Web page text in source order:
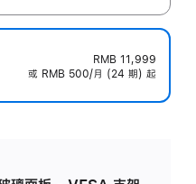
RMB 11,999
或 RMB 500/月 (24 期) 起